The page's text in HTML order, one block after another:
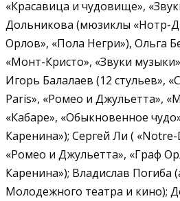
«Красавица и чудовище»,
Дольникова (мюзиклы «Нотр-
Орлов», «Пола Негри»), Ольга
«Монт-Кристо», «Звуки
Игорь Балалаев (12 стульев»,
Paris», «Ромео и Джульетта»,
«Кабаре», «Обыкновенное
Каренина»); Сергей Ли ( «Notre-
«Ромео и Джульетта», «Граф
Каренина»); Владислав Погиба
Молодежного театра и кино);